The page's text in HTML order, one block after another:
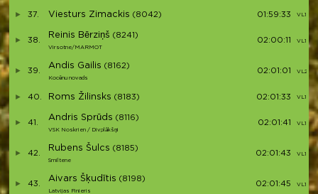
37. Viesturs Zimackis (8042) 01:59:33 VL1 (27)
38.
Reinis Bērziņš (8241)
Virsotne/MARMOT
02:00:11 VL1 (28)
39.
Andis Gailis (8162)
Kocēnu novads
02:01:01 VL2 (10)
40. Roms Žilinsks (8183) 02:01:33 VL1 (29)
41.
Andris Sprūds (8116)
VSK Noskrien / Divplākšņi
02:01:41 VL1 (30)
42.
Rubens Šulcs (8185)
Smiltene
02:01:43 VL1 (31)
43.
Aivars Šķudītis (8198)
Latvijas Finieris
02:01:45 VL1 (32)